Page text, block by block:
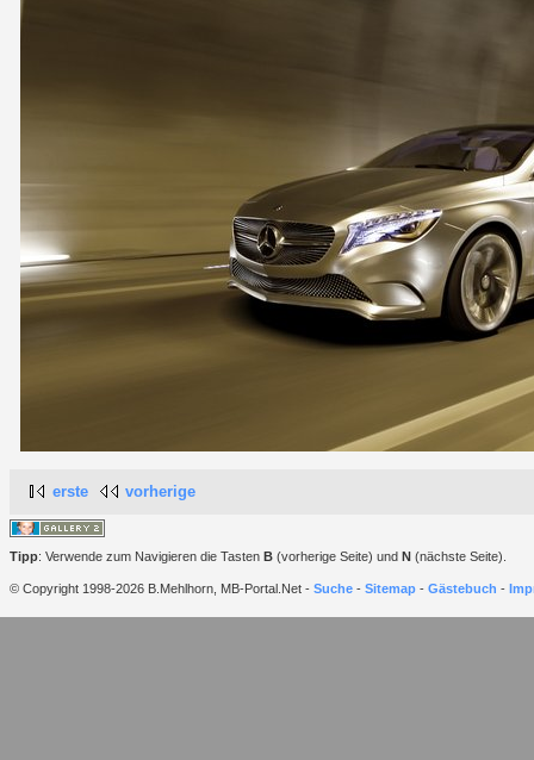
erste vorherige
Tipp: Verwende zum Navigieren die Tasten B (vorherige Seite) und N (nächste Seite).
© Copyright 1998-2026 B.Mehlhorn, MB-Portal.Net - Suche - Sitemap - Gästebuch -